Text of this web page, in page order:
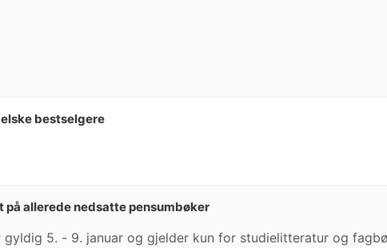
bestselgere
på allerede nedsatte pensumbøker
gyldig 5. - 9. januar og gjelder kun for studielitteratur og